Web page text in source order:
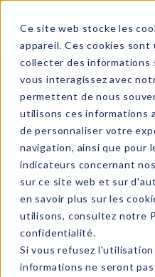
Ce site web stocke les
appareil. Ces cookies sont
collecter des informations
vous interagissez avec
permettent de nous
utilisons ces informations
de personnaliser votre
navigation, ainsi que pour
indicateurs concernant
sur ce site web et sur
en savoir plus sur les
utilisons, consultez notre
confidentialité.
Si vous refusez l'utilisation
informations ne seront
MENU